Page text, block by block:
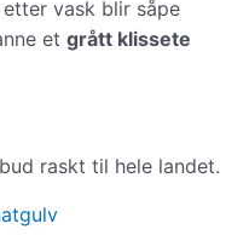
vask blir såpe
et grått klissete
raskt til hele landet.